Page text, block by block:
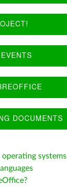
DOCUMENTS
systems